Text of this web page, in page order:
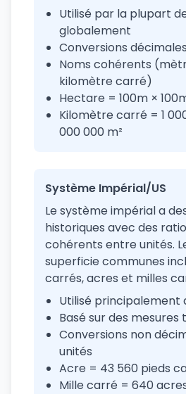
Utilisé par la plupart
globalement
Conversions
Noms cohérents
kilomètre carré)
Hectare = 100m ×
Kilomètre carré = 1
000 000 m²
Système Impérial/US
Le système impérial a
historiques avec des
cohérents entre unités.
superficie communes
carrés, acres et milles
Utilisé principalement
Basé sur des
Conversions non
unités
Acre = 43 560 pieds
Mille carré = 640